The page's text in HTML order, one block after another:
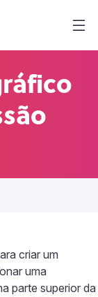
criar um
uma
parte superior da